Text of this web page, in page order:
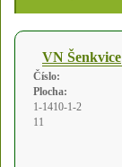
VN Šenkvice
Číslo:
Plocha:
1-1410-1-2
11